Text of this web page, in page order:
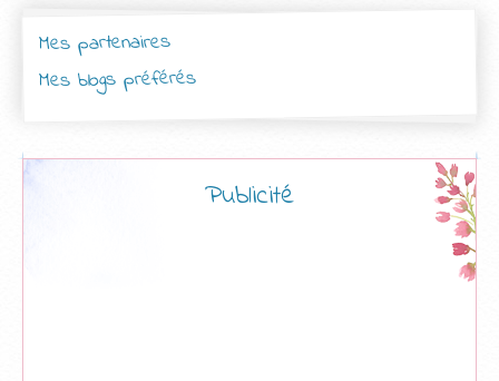
Mes partenaires
Mes blogs préférés
Publicité